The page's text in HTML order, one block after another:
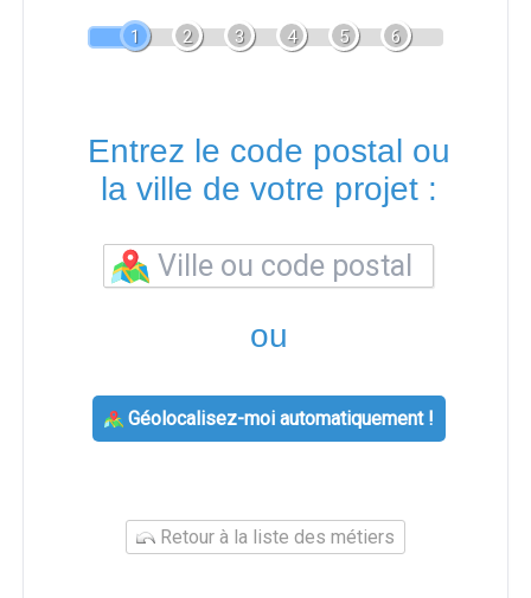
1 2 3 4 5 6
Entrez le code postal ou
la ville de votre projet :
ou
Géolocalisez-moi automatiquement !
Retour à la liste des métiers